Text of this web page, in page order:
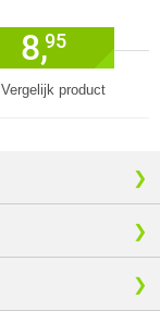
Vergelijk product
8,95